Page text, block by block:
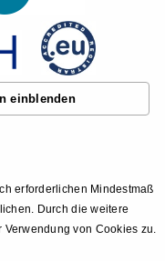
einblenden
erforderlichen Mindestmaß
Durch die weitere
Verwendung von Cookies zu.